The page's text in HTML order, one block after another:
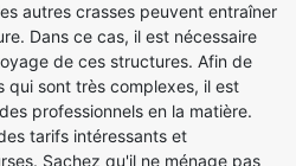
autres crasses peuvent entraîner
Dans ce cas, il est nécessaire
de ces structures. Afin de
qui sont très complexes, il est
professionnels en la matière.
tarifs intéressants et
Sachez qu'il ne ménage pas